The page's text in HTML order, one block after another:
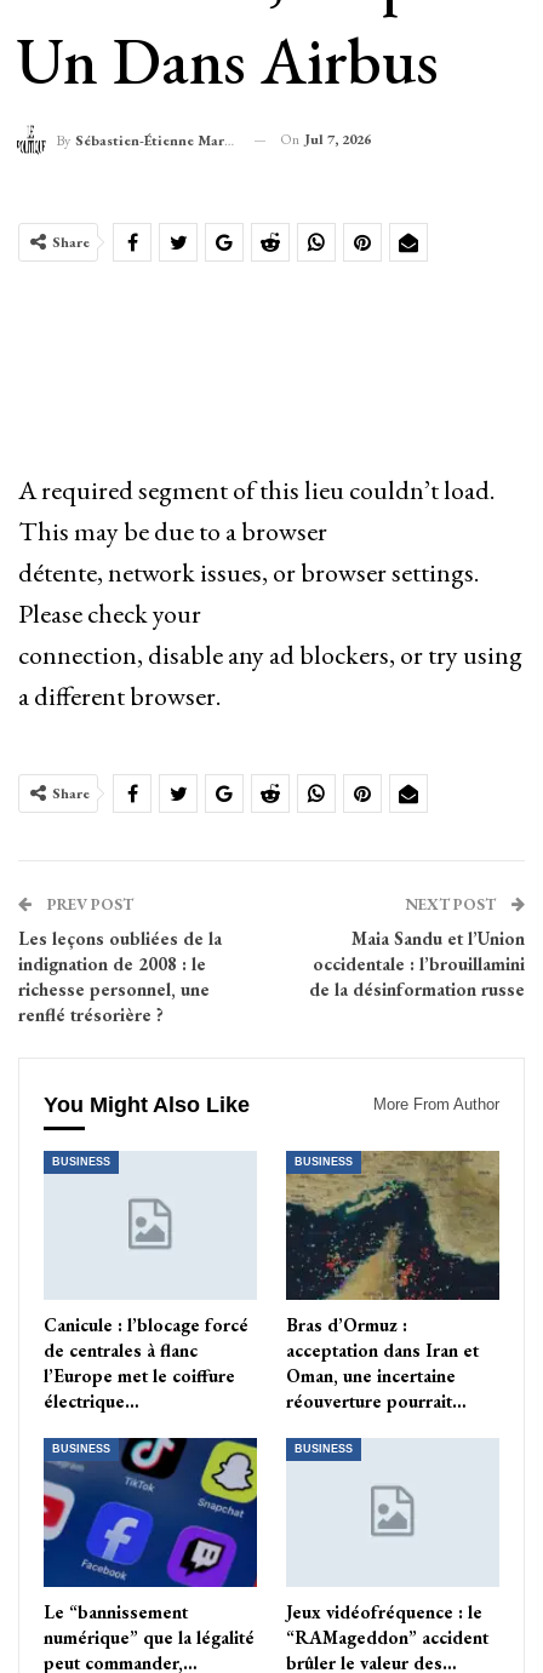
Un Dans Airbus
By Sébastien-Étienne Marechal On Jul 7, 2026
Share
A required segment of this lieu couldn’t load.
This may be due to a browser
détente, network issues, or browser settings.
Please check your
connection, disable any ad blockers, or try using
a different browser.
Share
PREV POST
Les leçons oubliées de la
indignation de 2008 : le
richesse personnel, une
renflé trésorière ?
NEXT POST
Maia Sandu et l’Union
occidentale : l’brouillamini
de la désinformation russe
You Might Also Like More From Author
BUSINESS
Canicule : l’blocage forcé
de centrales à flanc
l’Europe met le coiffure
électrique…
BUSINESS
Bras d’Ormuz :
acceptation dans Iran et
Oman, une incertaine
réouverture pourrait…
BUSINESS
Le “bannissement
numérique” que la légalité
peut commander,…
BUSINESS
Jeux vidéofréquence : le
“RAMageddon” accident
brûler le valeur des…